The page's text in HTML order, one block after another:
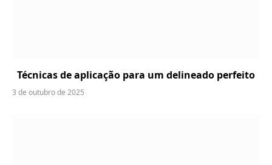
Técnicas de aplicação para um delineado perfeito
3 de outubro de 2025